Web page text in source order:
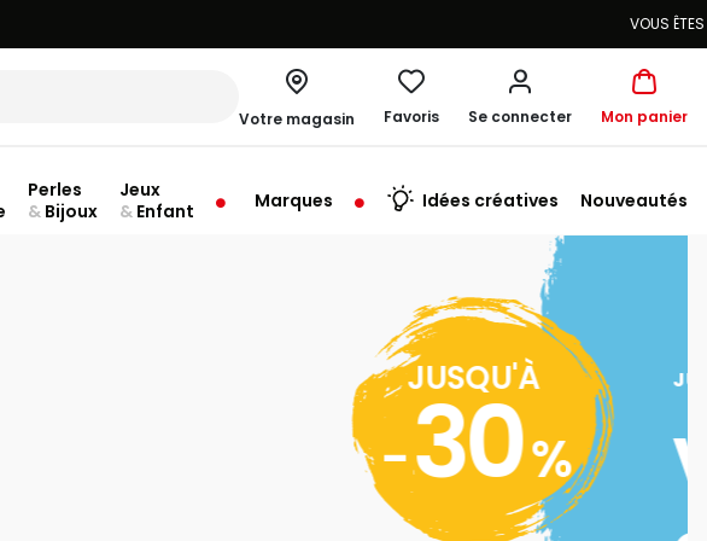
Votre magasin
Ferme à 20:00
Favoris Se connecter Mon panier
Perles
& Bijoux
Jeux
& Enfant Marques Idées créatives Nouveautés
JUSQU’AU 09.08.2026
Vacances